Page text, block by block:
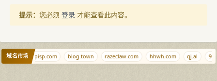
提示： 您必须 登录 才能查看此内容。
域名市场 ispisp.com blog.town razeclaw.com hhwh.com qj.al